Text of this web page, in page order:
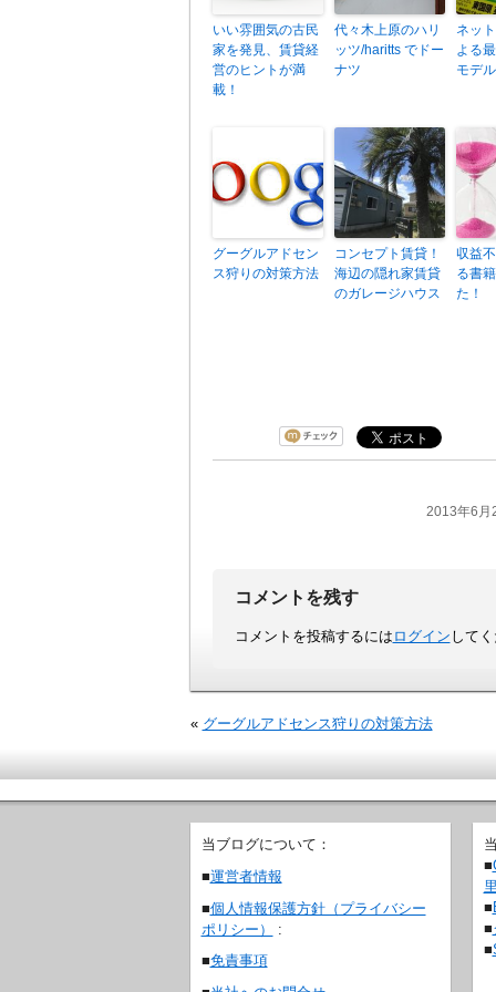
いい雰囲気の古民
家を発見、賃貸経
営のヒントが満
載！
代々木上原のハリ
ッツ/haritts でドー
ナツ
ネッ
よる
モデ
グーグルアドセン
ス狩りの対策方法
コンセプト賃貸！
海辺の隠れ家賃貸
のガレージハウス
収益
る書
た！
2013年6月
コメントを残す
コメントを投稿するには ログイン して
« グーグルアドセンス狩りの対策方法
当ブログについて：
■運営者情報
■個人情報保護方針（プライバシー
ポリシー）
:
■免責事項
■
■
■
■